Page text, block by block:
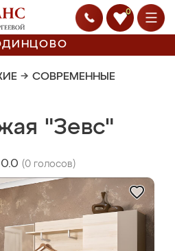
0
→ СОВРЕМЕННЫЕ
"Зевс"
0.0 (0 голосов)